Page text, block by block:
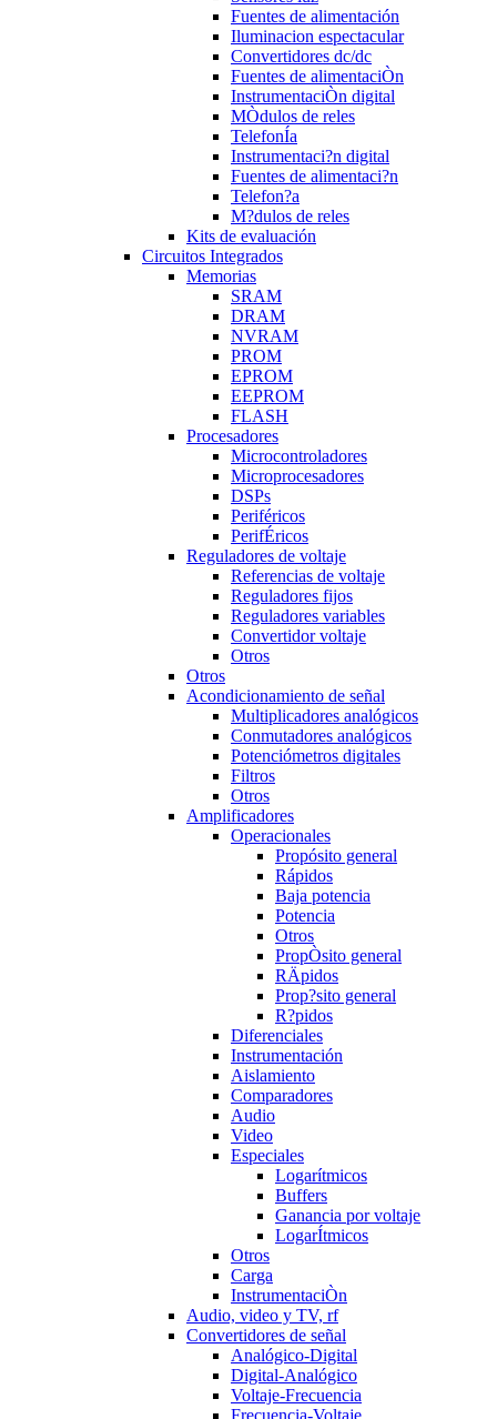
Fuentes de alimentación
Iluminacion espectacular
Convertidores dc/dc
Fuentes de alimentaciÒn
InstrumentaciÒn digital
MÒdulos de reles
TelefonÍa
Instrumentaci?n digital
Fuentes de alimentaci?n
Telefon?a
M?dulos de reles
Kits de evaluación
Circuitos Integrados
Memorias
SRAM
DRAM
NVRAM
PROM
EPROM
EEPROM
FLASH
Procesadores
Microcontroladores
Microprocesadores
DSPs
Periféricos
PerifÉricos
Reguladores de voltaje
Referencias de voltaje
Reguladores fijos
Reguladores variables
Convertidor voltaje
Otros
Otros
Acondicionamiento de señal
Multiplicadores analógicos
Conmutadores analógicos
Potenciómetros digitales
Filtros
Otros
Amplificadores
Operacionales
Propósito general
Rápidos
Baja potencia
Potencia
Otros
PropÒsito general
RÄpidos
Prop?sito general
R?pidos
Diferenciales
Instrumentación
Aislamiento
Comparadores
Audio
Video
Especiales
Logarítmicos
Buffers
Ganancia por voltaje
LogarÍtmicos
Otros
Carga
InstrumentaciÒn
Audio, video y TV, rf
Convertidores de señal
Analógico-Digital
Digital-Analógico
Voltaje-Frecuencia
Frecuencia-Voltaje